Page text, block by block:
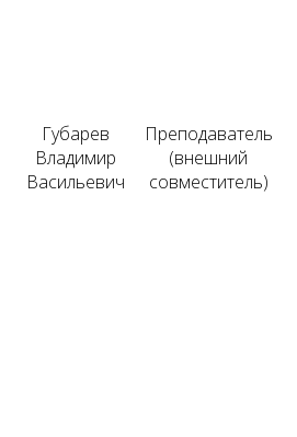
Губарев
Владимир
Васильевич
Преподаватель
(внешний
совместитель)